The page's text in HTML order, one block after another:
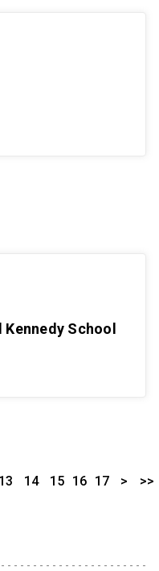
School
13 14 15 16 17 > >>